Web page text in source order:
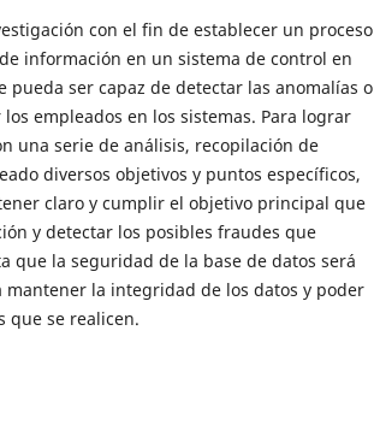
con el fin de establecer un proceso
información en un sistema de control en
pueda ser capaz de detectar las anomalías o
empleados en los sistemas. Para lograr
una serie de análisis, recopilación de
diversos objetivos y puntos específicos,
claro y cumplir el objetivo principal que
y detectar los posibles fraudes que
que la seguridad de la base de datos será
la integridad de los datos y poder
que se realicen.